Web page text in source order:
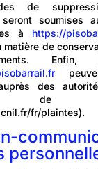
de
seront soumises
à
https://
matière de
Enfin,
des
fr/plaintes).